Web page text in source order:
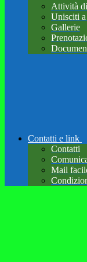
Attività
Unisciti
Gallerie
Contatti e link
Contatti
Mail